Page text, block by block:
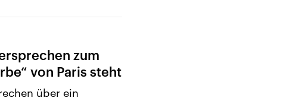
zum
von Paris steht
über ein